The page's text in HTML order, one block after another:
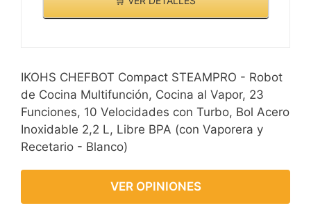
IKOHS CHEFBOT Compact STEAMPRO - Robot
de Cocina Multifunción, Cocina al Vapor, 23
Funciones, 10 Velocidades con Turbo, Bol Acero
Inoxidable 2,2 L, Libre BPA (con Vaporera y
Recetario - Blanco)
VER OPINIONES